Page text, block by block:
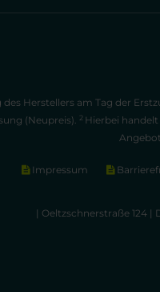
Herstellers am Tag der
(Neupreis). 2 Hierbei
Impressum
| Oeltzschnerstraße 124 |